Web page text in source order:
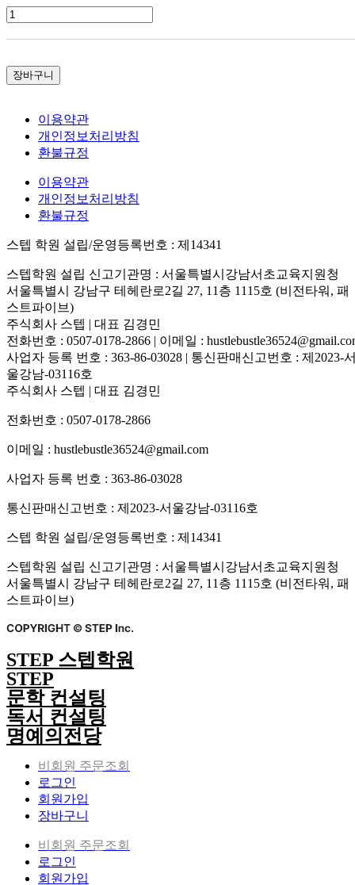
추
수
량장바구니
이용약관
개인정보처리방침
환불규정
이용약관
개인정보처리방침
환불규정
스텝 학원 설립/운영등록번호 : 제14341
스텝학원 설립 신고기관명 : 서울특별시강남서초교육지원청
서울특별시 강남구 테헤란로2길 27, 11층 1115호 (비전타워, 패
스트파이브)
주식회사 스텝 | 대표 김경민
전화번호 : 0507-0178-2866 | 이메일 :
사업자 등록 번호 : 363-86-03028 | 통신판매신고번호 : 제2023-
울강남-03116호
주식회사 스텝 | 대표 김경민
전화번호 : 0507-0178-2866
이메일 : hustlebustle36524@gmail.com
사업자 등록 번호 : 363-86-03028
통신판매신고번호 : 제2023-서울강남-03116호
스텝 학원 설립/운영등록번호 : 제14341
스텝학원 설립 신고기관명 : 서울특별시강남서초교육지원청
서울특별시 강남구 테헤란로2길 27, 11층 1115호 (비전타워, 패
스트파이브)
STEP 스텝학원
STEP
문학 컨설팅
독서 컨설팅
명예의전당
비회원 주문조회
로그인
회원가입
장바구니
비회원 주문조회
로그인
회원가입